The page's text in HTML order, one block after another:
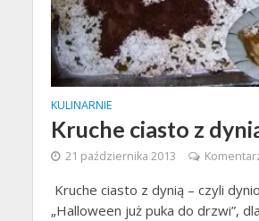
KULINARNIE
Kruche ciasto z
21 października 2013
Kruche ciasto z dynią – czyli
„Halloween już puka do drzwi”,